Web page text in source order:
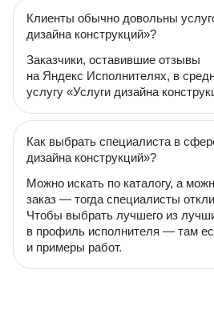
Клиенты обычно довольны
дизайна конструкций»?
Заказчики, оставившие отзывы
на Яндекс Исполнителях, в
услугу «Услуги дизайна
Как выбрать специалиста в
дизайна конструкций»?
Можно искать по каталогу, а
заказ — тогда специалисты
Чтобы выбрать лучшего из
в профиль исполнителя — там
и примеры работ.